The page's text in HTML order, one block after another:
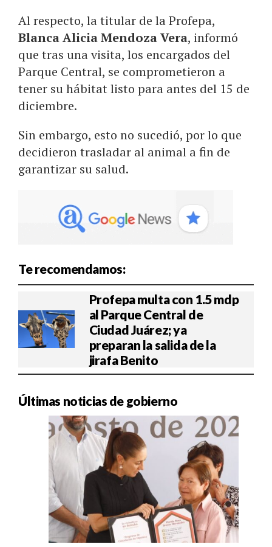
Al respecto, la titular de la Profepa,
Blanca Alicia Mendoza Vera, informó
que tras una visita, los encargados del
Parque Central, se comprometieron a
tener su hábitat listo para antes del 15 de
diciembre.
Sin embargo, esto no sucedió, por lo que
decidieron trasladar al animal a fin de
garantizar su salud.
Te recomendamos:
Profepa multa con 1.5 mdp
al Parque Central de
Ciudad Juárez; ya
preparan la salida de la
jirafa Benito
Últimas noticias de gobierno